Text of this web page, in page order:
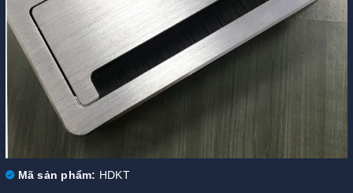
Mã sản phẩm: HDKT